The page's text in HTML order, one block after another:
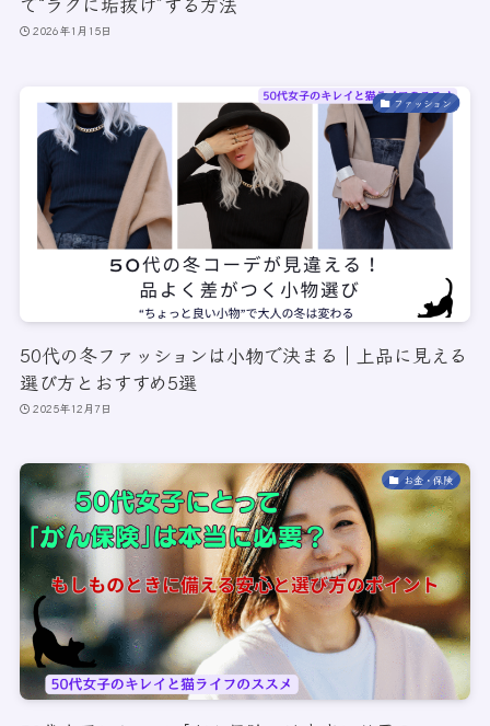
2026年1月15日
ファッション
50代の冬ファッションは小物で決まる｜上品に見える
選び方とおすすめ5選
2025年12月7日
お金・保険